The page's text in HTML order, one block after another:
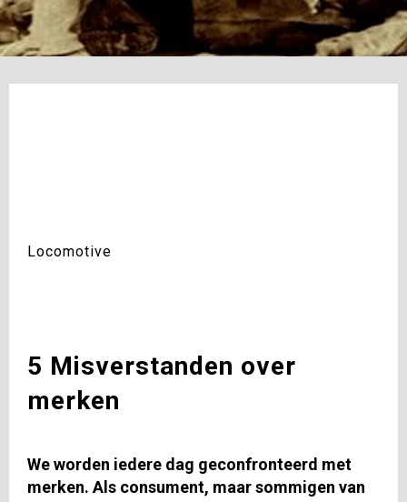
Locomotive
5 Misverstanden over
merken
We worden iedere dag geconfronteerd met
merken. Als consument, maar sommigen van